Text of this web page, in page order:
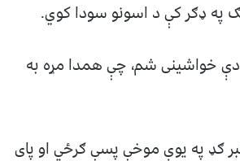
په ډګر کې د اسونو سودا کوي.
دې خواشینی شم، چې همدا مړه به
ګډ په یوې موخې پسې ګرځي او پای